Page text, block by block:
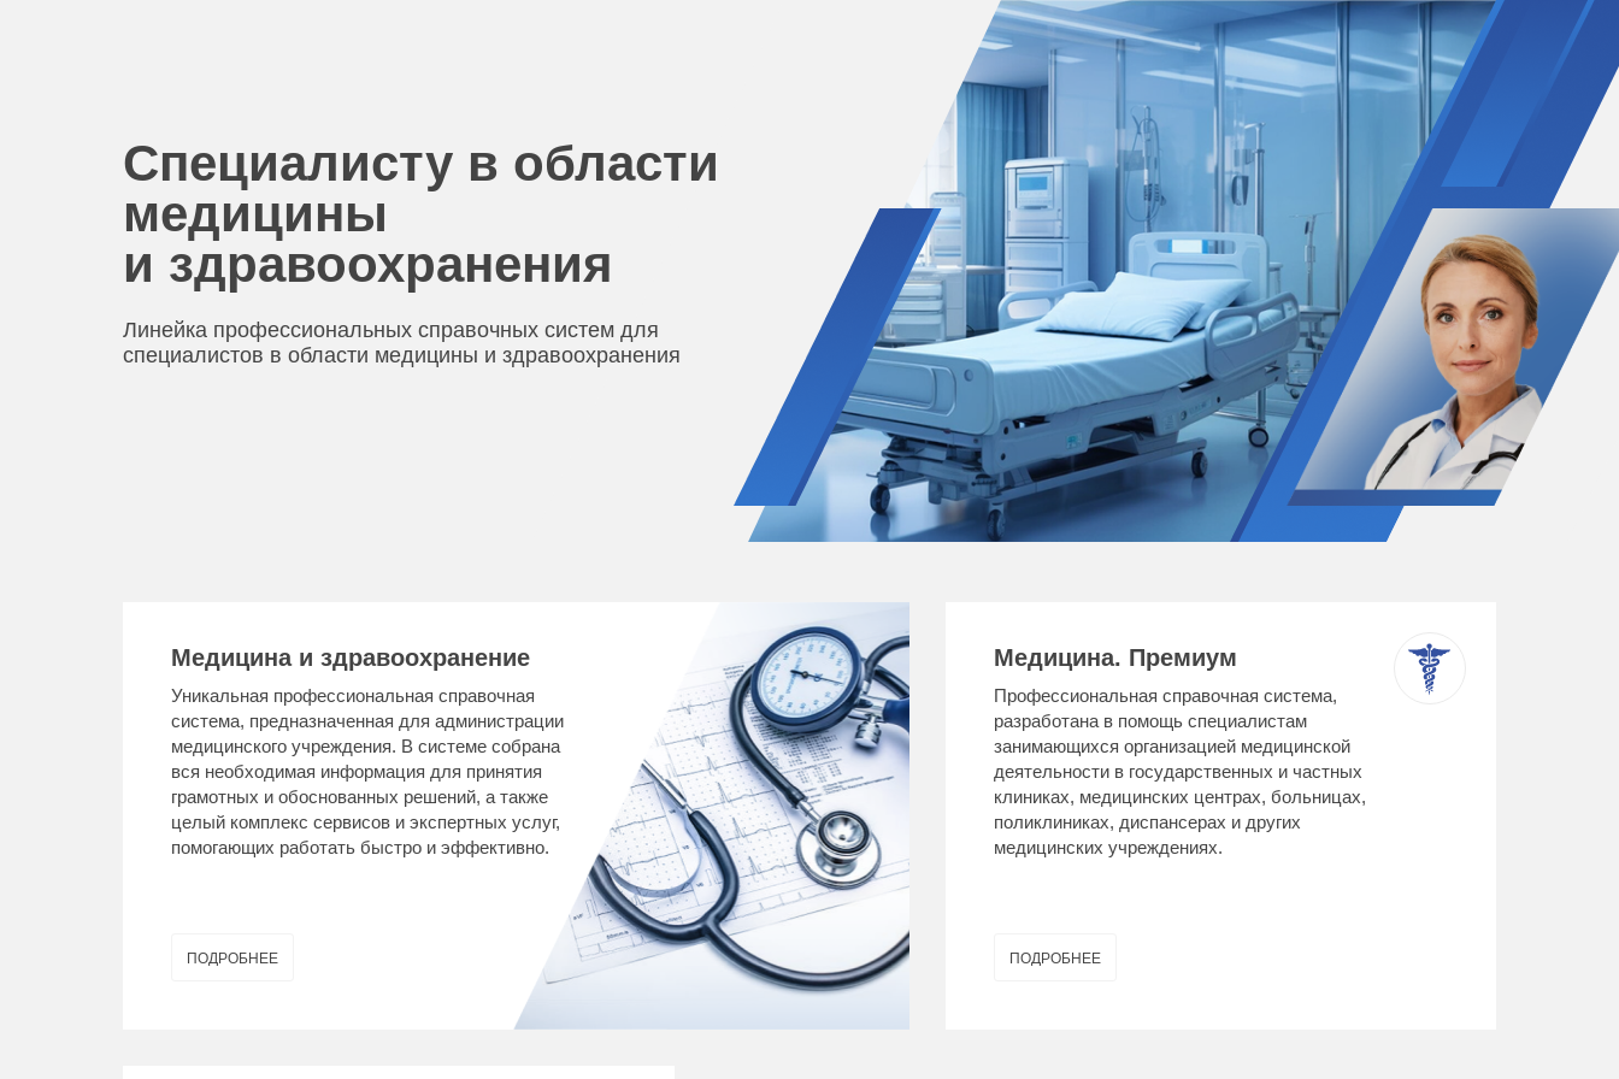
Специалисту в области
медицины
и здравоохранения
Линейка профессиональных справочных систем для
специалистов в области медицины и здравоохранения
Медицина и здравоохранение
Уникальная профессиональная справочная
система, предназначенная для администрации
медицинского учреждения. В системе собрана
вся необходимая информация для принятия
грамотных и обоснованных решений, а также
целый комплекс сервисов и экспертных услуг,
помогающих работать быстро и эффективно.
ПОДРОБНЕЕ
Медицина. Премиум
Профессиональная справочная система,
разработана в помощь специалистам
занимающихся организацией медицинской
деятельности в государственных и частных
клиниках, медицинских центрах, больницах,
поликлиниках, диспансерах и других
медицинских учреждениях.
ПОДРОБНЕЕ